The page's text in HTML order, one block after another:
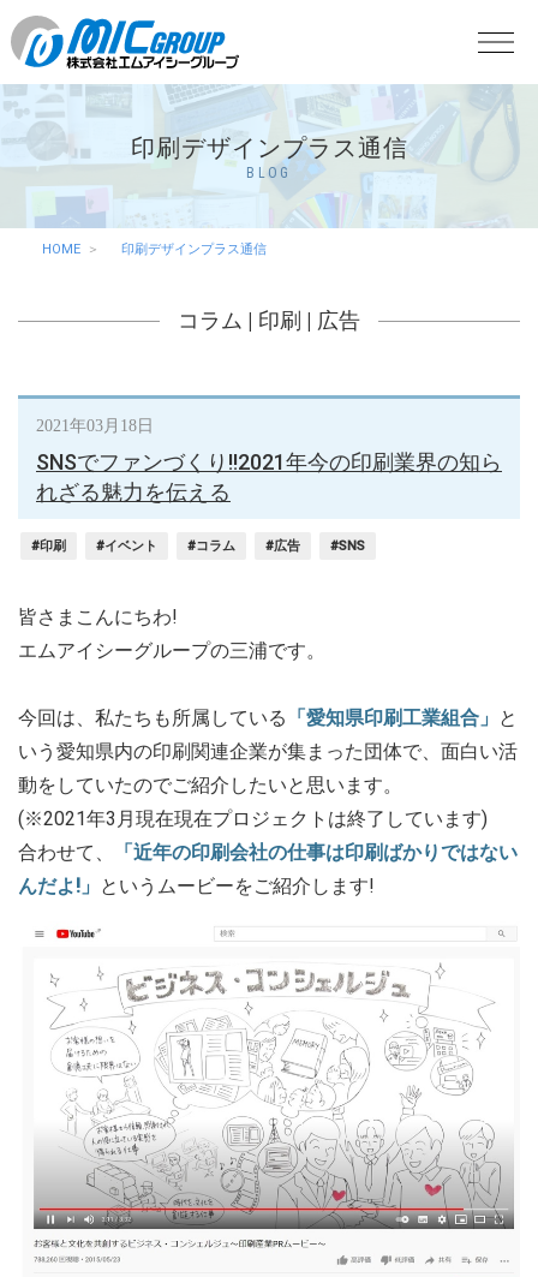
印刷デザインプラス通信
BLOG
HOME 印刷デザインプラス通信
コラム | 印刷 | 広告
2021年03月18日
SNSでファンづくり!!2021年今の印刷業界の知ら
れざる魅力を伝える
#印刷 #イベント #コラム #広告 #SNS
皆さまこんにちわ!
エムアイシーグループの三浦です。
今回は、私たちも所属している 「愛知県印刷工業組合」 と
いう愛知県内の印刷関連企業が集まった団体で、面白い活
動をしていたのでご紹介したいと思います。
(※2021年3月現在現在プロジェクトは終了しています)
合わせて、
「近年の印刷会社の仕事は印刷ばかりではない
んだよ!」 というムービーをご紹介します!